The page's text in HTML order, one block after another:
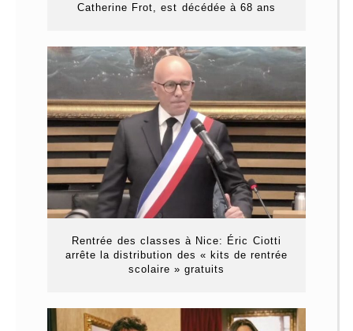
Catherine Frot, est décédée à 68 ans
Rentrée des classes à Nice: Éric Ciotti
arrête la distribution des « kits de rentrée
scolaire » gratuits